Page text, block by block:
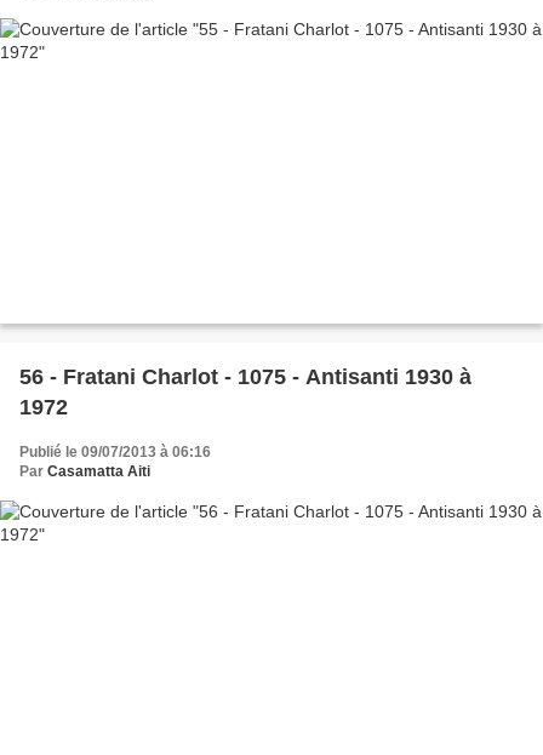
56 - Fratani Charlot - 1075 - Antisanti 1930 à
1972
Publié le 09/07/2013 à 06:16
Par Casamatta Aiti